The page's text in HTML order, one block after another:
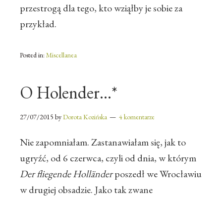
przestrogą dla tego, kto wziąłby je sobie za
przykład.
Posted in: Miscellanea
O Holender…*
27/07/2015 byDorota Kozińska 4 komentarze
Nie zapomniałam. Zastanawiałam się, jak to
ugryźć, od 6 czerwca, czyli od dnia, w którym
Der fliegende Holländerposzedł we Wrocławiu
w drugiej obsadzie. Jako tak zwane